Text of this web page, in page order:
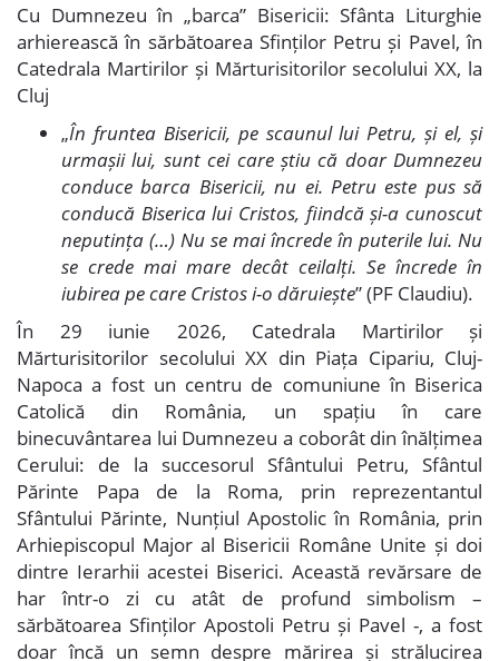
Cu Dumnezeu în „barca” Bisericii: Sfânta Liturghie
arhierească în sărbătoarea Sfinților Petru și Pavel, în
Catedrala Martirilor și Mărturisitorilor secolului XX, la
Cluj
„În fruntea Bisericii, pe scaunul lui Petru, și el, și
urmașii lui, sunt cei care știu că doar Dumnezeu
conduce barca Bisericii, nu ei. Petru este pus să
conducă Biserica lui Cristos, fiindcă și-a cunoscut
neputința (…) Nu se mai încrede în puterile lui. Nu
se crede mai mare decât ceilalți. Se încrede în
iubirea pe care Cristos i-o dăruiește” (PF Claudiu).
În 29 iunie 2026, Catedrala Martirilor și
Mărturisitorilor secolului XX din Piața Cipariu, Cluj-
Napoca a fost un centru de comuniune în Biserica
Catolică din România, un spațiu în care
binecuvântarea lui Dumnezeu a coborât din înălțimea
Cerului: de la succesorul Sfântului Petru, Sfântul
Părinte Papa de la Roma, prin reprezentantul
Sfântului Părinte, Nunțiul Apostolic în România, prin
Arhiepiscopul Major al Bisericii Române Unite și doi
dintre Ierarhii acestei Biserici. Această revărsare de
har într-o zi cu atât de profund simbolism –
sărbătoarea Sfinților Apostoli Petru și Pavel -, a fost
doar încă un semn despre mărirea și strălucirea